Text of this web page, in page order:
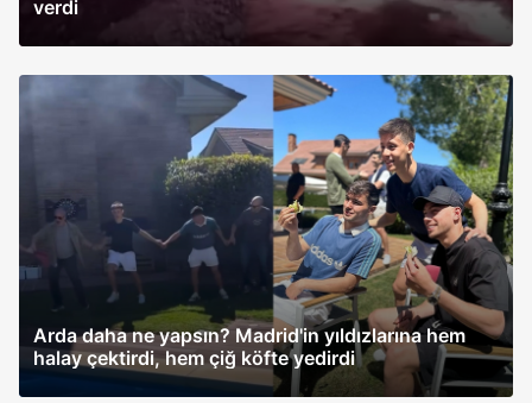
verdi
Arda daha ne yapsın? Madrid'in yıldızlarına hem
halay çektirdi, hem çiğ köfte yedirdi